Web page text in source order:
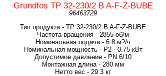
Grundfos TP 32-230/2 B A-F-Z-BUBE
96463729
Тип продукта - TP 32-230/2 B A-F-Z-BUBE
Частота вращения - 2855 об/м
Номинальная подача - 6.8 м?/ч
Номинальная мощность - P2 - 0.75 кВт
Допустимое давление - PN 6/10
Монтажная длина - 280 мм
Нетто вес - 29.3 кг